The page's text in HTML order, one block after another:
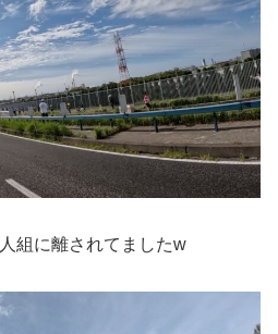
組に離されてましたw